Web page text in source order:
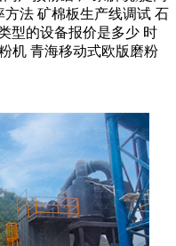
法 矿棉板生产线调试 石
型的设备报价是多少 时
机 青海移动式欧版磨粉